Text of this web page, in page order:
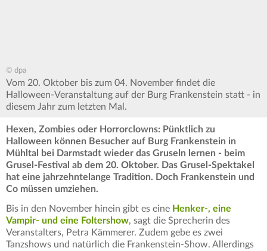
© dpa
Vom 20. Oktober bis zum 04. November findet die
Halloween-Veranstaltung auf der Burg Frankenstein statt - in
diesem Jahr zum letzten Mal.
Hexen, Zombies oder Horrorclowns: Pünktlich zu
Halloween können Besucher auf Burg Frankenstein in
Mühltal bei Darmstadt wieder das Gruseln lernen - beim
Grusel-Festival ab dem 20. Oktober. Das Grusel-Spektakel
hat eine jahrzehntelange Tradition. Doch Frankenstein und
Co müssen umziehen.
Bis in den November hinein gibt es eine Henker-, eine
Vampir- und eine Foltershow, sagt die Sprecherin des
Veranstalters, Petra Kämmerer. Zudem gebe es zwei
Tanzshows und natürlich die Frankenstein-Show. Allerdings